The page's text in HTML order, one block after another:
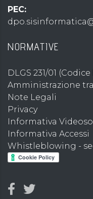
PEC:
NORMATIVE
DLGS 231/01
Amministrazione
Note Legali
Privacy
Informativa
Informativa Accessi
Whistleblowing -